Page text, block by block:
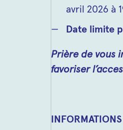
avril 2026 à
Date limite
Prière de vous
favoriser